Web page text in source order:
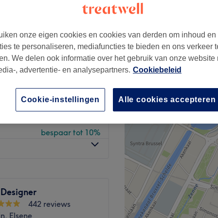
vanaf €40,50
bespaar tot 10%
vanaf €49,50
bespaar tot 10%
bespaar tot 10%
442 reviews
Elsene
onze eigen cookies en cookies van derden om inhoud en
te personaliseren, mediafuncties te bieden en ons verkeer
We delen ook informatie over het gebruik van onze website
, advertentie- en analysepartners. Cookiebeleid
Alle cookies accepteren
Cookie-instellingen